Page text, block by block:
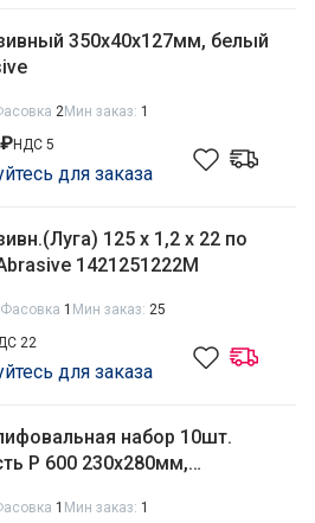
350х40х127мм, белый
2Мин заказ: 1
НДС 5
для заказа
125 х 1,2 х 22 по
1421251222М
Фасовка 1 Мин заказ: 25
22
для заказа
набор 10шт.
Р 600 230х280мм,
1 Мин заказ: 1